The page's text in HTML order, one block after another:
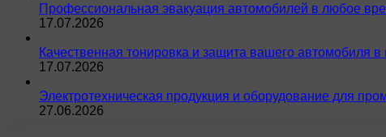
Профессиональная эвакуация автомобилей в любое
17.07.2026
Качественная тонировка и защита вашего автомобиля в
17.07.2026
Электротехническая продукция и оборудование для
27.06.2026